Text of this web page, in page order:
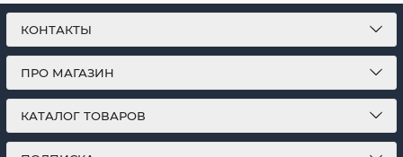
КОНТАКТЫ
ПРО МАГАЗИН
КАТАЛОГ ТОВАРОВ